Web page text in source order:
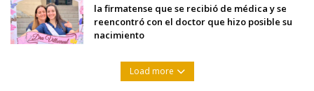
la firmatense que se recibió de médica y se
reencontró con el doctor que hizo posible su
nacimiento
Load more